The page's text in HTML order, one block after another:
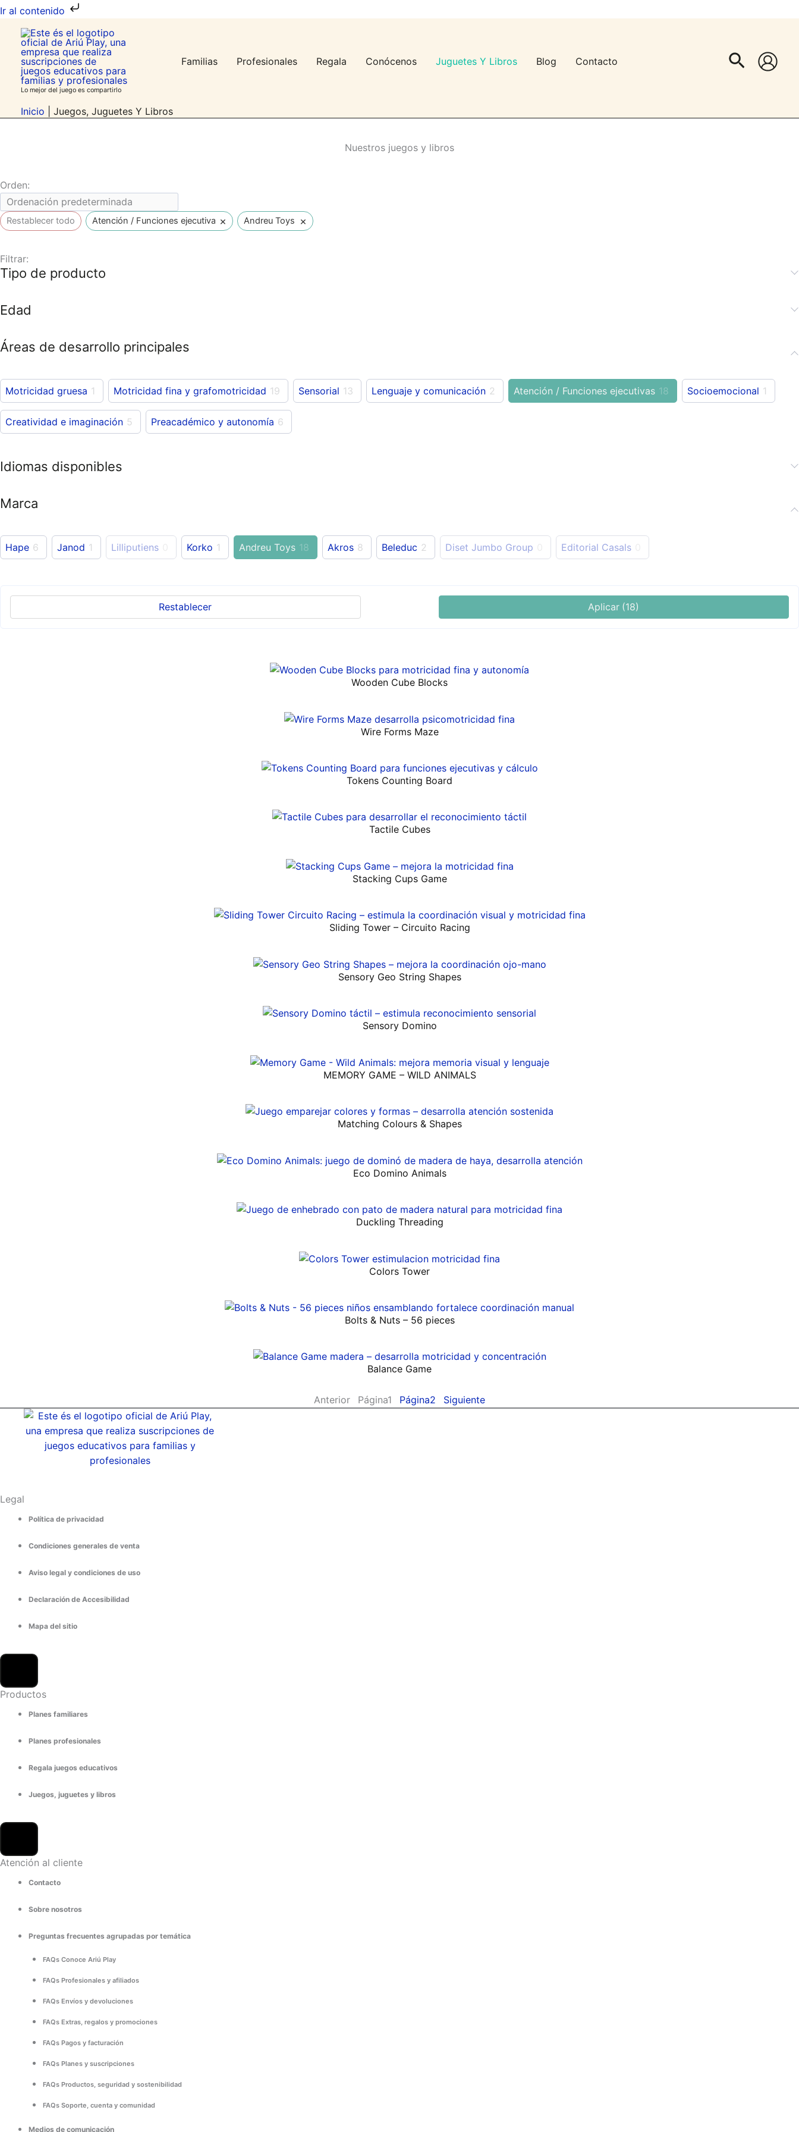
Ir al contenido
Ir
contenido
Lo mejor del juego es compartirlo
Familias Profesionales Regala Conócenos Juguetes Y Libros Blog Contacto Buscar
Inicio Juegos, Juguetes Y Libros
Nuestros juegos y libros
Orden:
Restablecer todo Atención / Funciones ejecutivas × Andreu Toys ×
Filtrar:
Tipo de producto
Edad
Áreas de desarrollo principales
Motricidad gruesa 1 Motricidad fina y grafomotricidad 19 Sensorial 13 Lenguaje y comunicación 2 Atención / Funciones ejecutivas 18 Socioemocional 1
Creatividad e imaginación 5 Preacadémico y autonomía 6
Idiomas disponibles
Marca
Hape 6 Janod 1 Lilliputiens Korko 1 Andreu Toys 18 Akros 8 Beleduc 2 Diset Jumbo Group Editorial Casals
Aplicar (18)
Restablecer
Wooden Cube Blocks
Wire Forms Maze
Tokens Counting Board
Tactile Cubes
Stacking Cups Game
Sliding Tower – Circuito Racing
Sensory Geo String Shapes
Sensory Domino
MEMORY GAME – WILD ANIMALS
Matching Colours & Shapes
Eco Domino Animals
Duckling Threading
Colors Tower
Bolts & Nuts – 56 pieces
Balance Game
Anterior Página1 Página2 Siguiente
Legal
Política de privacidad
Condiciones generales de venta
Aviso legal y condiciones de uso
Declaración de Accesibilidad
Mapa del sitio
Productos
Planes familiares
Planes profesionales
Regala juegos educativos
Juegos, juguetes y libros
Atención al cliente
Contacto
Sobre nosotros
Preguntas frecuentes agrupadas por temática
FAQs Conoce Ariú Play
FAQs Profesionales y afiliados
FAQs Envíos y devoluciones
FAQs Extras, regalos y promociones
FAQs Pagos y facturación
FAQs Planes y suscripciones
FAQs Productos, seguridad y sostenibilidad
FAQs Soporte, cuenta y comunidad
Medios de comunicación